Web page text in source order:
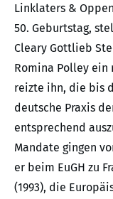
Linklaters &
50. Geburtstag,
Cleary Gottlieb
Romina Polley ein
reizte ihn, die bis
deutsche Praxis
entsprechend
Mandate gingen
er beim EuGH zu
(1993), die